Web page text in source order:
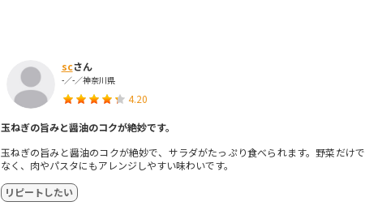
scさん
-／-／神奈川県
4.20
玉ねぎの旨みと醤油のコクが絶妙です。
玉ねぎの旨みと醤油のコクが絶妙で、サラダがたっぷり食べられます。野菜だけで
なく、肉やパスタにもアレンジしやすい味わいです。
リピートしたい